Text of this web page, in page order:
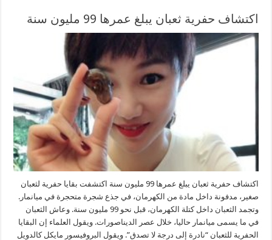
اكتشاف حفرية ثعبان يبلغ عمرها 99 مليون سنة
اكتشاف حفرية ثعبان يبلغ عمرها 99 مليون سنة اكتشفت بقايا حفرية لثعبان
صغير، مدفونة داخل مادة من الكهرمان، في جذع شجرة متحجرة في ميانمار.
وتجمد الثعبان داخل كتلة الكهرمان، قبل نحو 99 مليون سنة. وعاش الثعبان
في ما يسمى ميانمار حاليا، خلال عصر الديناصورات. ويقول العلماء إن البقايا
الحفرية للثعبان “نادرة إلى درجة لا تصدق”. ويقول البروفيسور مايكل كالدويل